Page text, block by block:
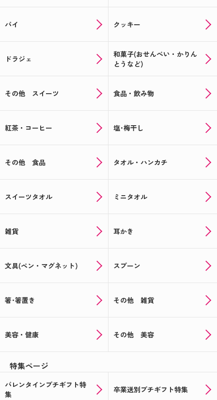
パイ クッキー
ドラジェ
和菓子(おせんべい・かりん
とうなど)
その他 スイーツ 食品・飲み物
紅茶・コーヒー 塩･梅干し
その他 食品 タオル・ハンカチ
スイーツタオル ミニタオル
雑貨 耳かき
文具(ペン・マグネット) スプーン
箸･箸置き その他 雑貨
美容・健康 その他 美容
特集ページ
バレンタインプチギフト特
集
卒業送別プチギフト特集